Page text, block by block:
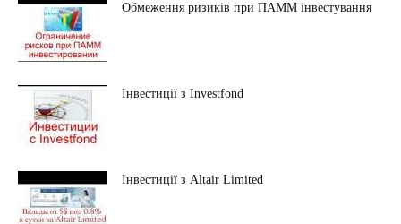
Обмеження ризиків при ПАММ інвестування
Інвестиції з Investfond
Інвестиції з Altair Limited